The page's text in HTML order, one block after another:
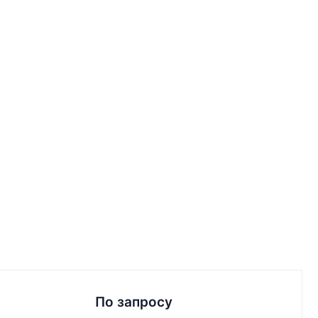
По запросу